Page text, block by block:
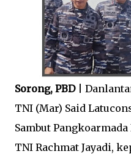
Sorong, PBD|
TNI (Mar) Said
Sambut
TNI Rachmat Jayadi,